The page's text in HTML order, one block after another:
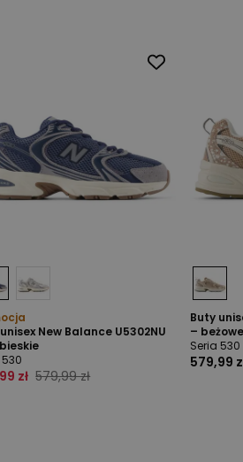
New Balance U5302NU
zł 579,99 zł
Buty
– beżowe
Seria 530
579,99